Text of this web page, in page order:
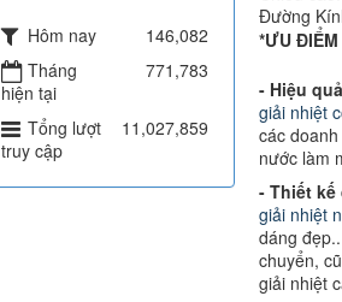
Đường
*ƯU
- Hiệu
giải nhiệt
các
nước làm
- Thiết
giải nhiệt
dáng
chuyển,
giải nhiệt
Hôm nay
146,082
Tháng
hiện tại
771,783
Tổng lượt
truy cập
11,027,859